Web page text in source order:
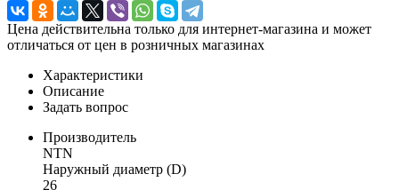
Цена действительна только для интернет-магазина и может
отличаться от цен в розничных магазинах
Характеристики
Описание
Задать вопрос
Производитель
NTN
Наружный диаметр (D)
26